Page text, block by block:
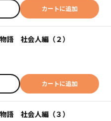
カートに追加
語 社会人編（２）
カートに追加
語 社会人編（３）